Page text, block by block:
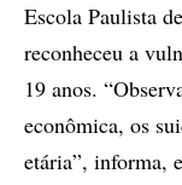
Escola Paulista
reconheceu a
19 anos.
econômica, os
etária”, informa,